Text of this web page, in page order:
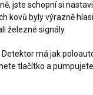
jste schopní si
kovů byly výrazně
železné signály.
Detektor má jak
tlačítko a